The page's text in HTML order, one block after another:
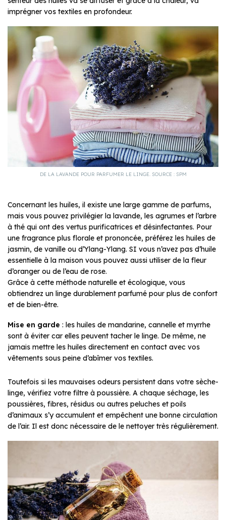
imprégner vos textiles en profondeur.
DE LA LAVANDE POUR PARFUMER LE LINGE. SOURCE : SPM
Concernant les huiles, il existe une large gamme de parfums,
mais vous pouvez privilégier la lavande, les agrumes et l’arbre
à thé qui ont des vertus purificatrices et désinfectantes. Pour
une fragrance plus florale et prononcée, préférez les huiles de
jasmin, de vanille ou d’Ylang-Ylang. SI vous n’avez pas d’huile
essentielle à la maison vous pouvez aussi utiliser de la fleur
d’oranger ou de l’eau de rose.
Grâce à cette méthode naturelle et écologique, vous
obtiendrez un linge durablement parfumé pour plus de confort
et de bien-être.
Mise en garde : les huiles de mandarine, cannelle et myrrhe
sont à éviter car elles peuvent tacher le linge. De même, ne
jamais mettre les huiles directement en contact avec vos
vêtements sous peine d’abîmer vos textiles.
Toutefois si les mauvaises odeurs persistent dans votre sèche-
linge, vérifiez votre filtre à poussière. A chaque séchage, les
poussières, fibres, résidus ou autres peluches et poils
d’animaux s’y accumulent et empêchent une bonne circulation
de l’air. Il est donc nécessaire de le nettoyer très régulièrement.